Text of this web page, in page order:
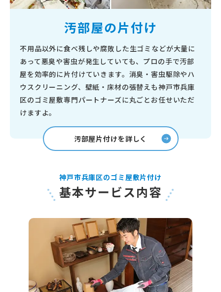
汚部屋の片付け
不用品以外に食べ残しや腐敗した生ゴミなどが大量に
あって悪臭や害虫が発生していても、プロの手で汚部
屋を効率的に片付けていきます。消臭・害虫駆除やハ
ウスクリーニング、壁紙・床材の張替えも神戸市兵庫
区のゴミ屋敷専門パートナーズに丸ごとお任せいただ
けますよ。
汚部屋片付けを詳しく
神戸市兵庫区のゴミ屋敷片付け
基本サービス内容